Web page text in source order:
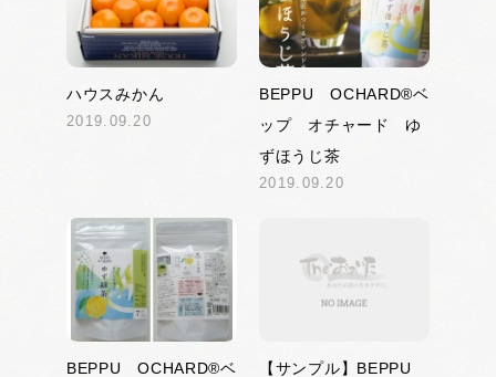
ハウスみかん
2019.09.20
BEPPU OCHARD®ベ
ップ オチャード ゆ
ずほうじ茶
2019.09.20
BEPPU OCHARD®ベ
【サンプル】BEPPU